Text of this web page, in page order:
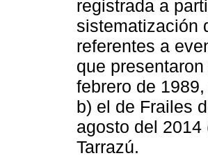
registrada a
sistematización
referentes a
que
febrero de
b) el de Frailes
agosto del
Tarrazú.